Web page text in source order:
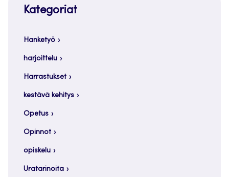
Kategoriat
Hanketyö
harjoittelu
Harrastukset
kestävä kehitys
Opetus
Opinnot
opiskelu
Uratarinoita